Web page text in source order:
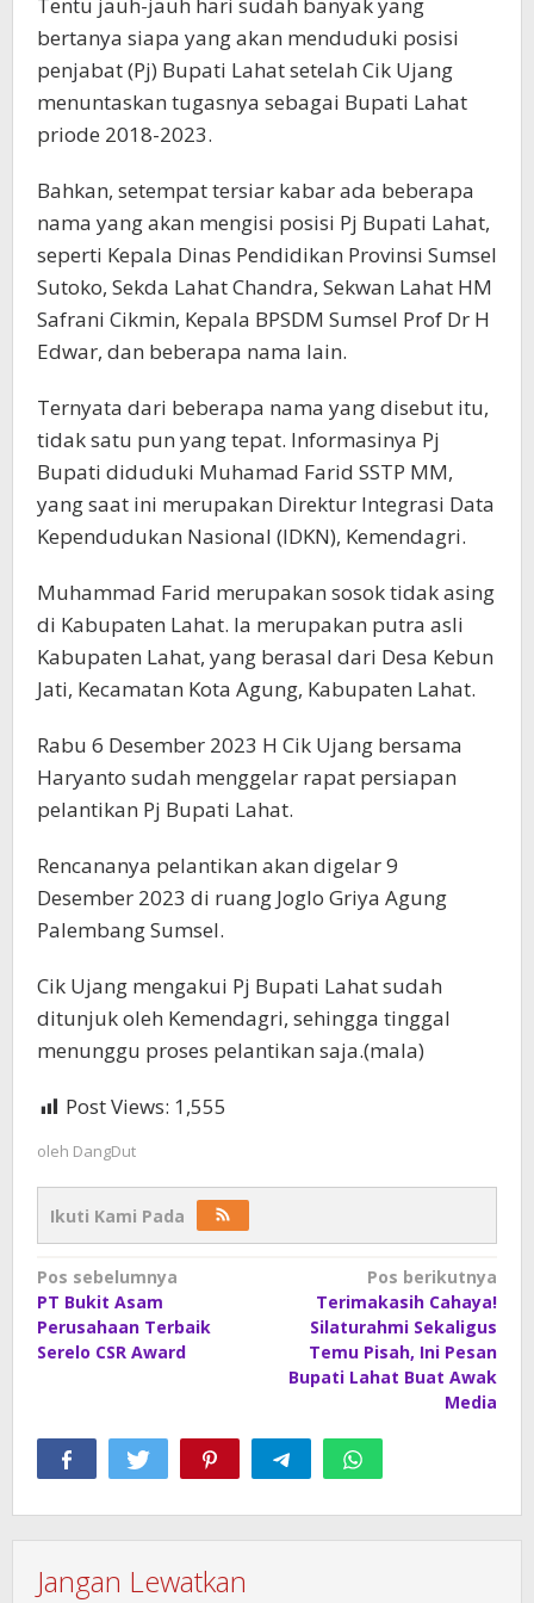
Tentu jauh-jauh hari sudah banyak yang
bertanya siapa yang akan menduduki posisi
penjabat (Pj) Bupati Lahat setelah Cik Ujang
menuntaskan tugasnya sebagai Bupati Lahat
priode 2018-2023.
Bahkan, setempat tersiar kabar ada beberapa
nama yang akan mengisi posisi Pj Bupati Lahat,
seperti Kepala Dinas Pendidikan Provinsi Sumsel
Sutoko, Sekda Lahat Chandra, Sekwan Lahat HM
Safrani Cikmin, Kepala BPSDM Sumsel Prof Dr H
Edwar, dan beberapa nama lain.
Ternyata dari beberapa nama yang disebut itu,
tidak satu pun yang tepat. Informasinya Pj
Bupati diduduki Muhamad Farid SSTP MM,
yang saat ini merupakan Direktur Integrasi Data
Kependudukan Nasional (IDKN), Kemendagri.
Muhammad Farid merupakan sosok tidak asing
di Kabupaten Lahat. Ia merupakan putra asli
Kabupaten Lahat, yang berasal dari Desa Kebun
Jati, Kecamatan Kota Agung, Kabupaten Lahat.
Rabu 6 Desember 2023 H Cik Ujang bersama
Haryanto sudah menggelar rapat persiapan
pelantikan Pj Bupati Lahat.
Rencananya pelantikan akan digelar 9
Desember 2023 di ruang Joglo Griya Agung
Palembang Sumsel.
Cik Ujang mengakui Pj Bupati Lahat sudah
ditunjuk oleh Kemendagri, sehingga tinggal
menunggu proses pelantikan saja.(mala)
Post Views: 1,555
oleh DangDut
Ikuti Kami Pada
Navigasi
pos
Pos sebelumnya
PT Bukit Asam
Perusahaan Terbaik
Serelo CSR Award
Pos berikutnya
Terimakasih Cahaya!
Silaturahmi Sekaligus
Temu Pisah, Ini Pesan
Bupati Lahat Buat Awak
Media
Jangan Lewatkan